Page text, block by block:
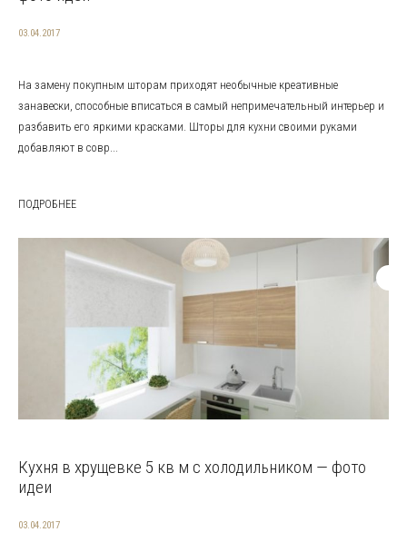
03.04.2017
На замену покупным шторам приходят необычные креативные
занавески, способные вписаться в самый непримечательный интерьер и
разбавить его яркими красками. Шторы для кухни своими руками
добавляют в совр...
ПОДРОБНЕЕ
Кухня в хрущевке 5 кв м с холодильником — фото
идеи
03.04.2017